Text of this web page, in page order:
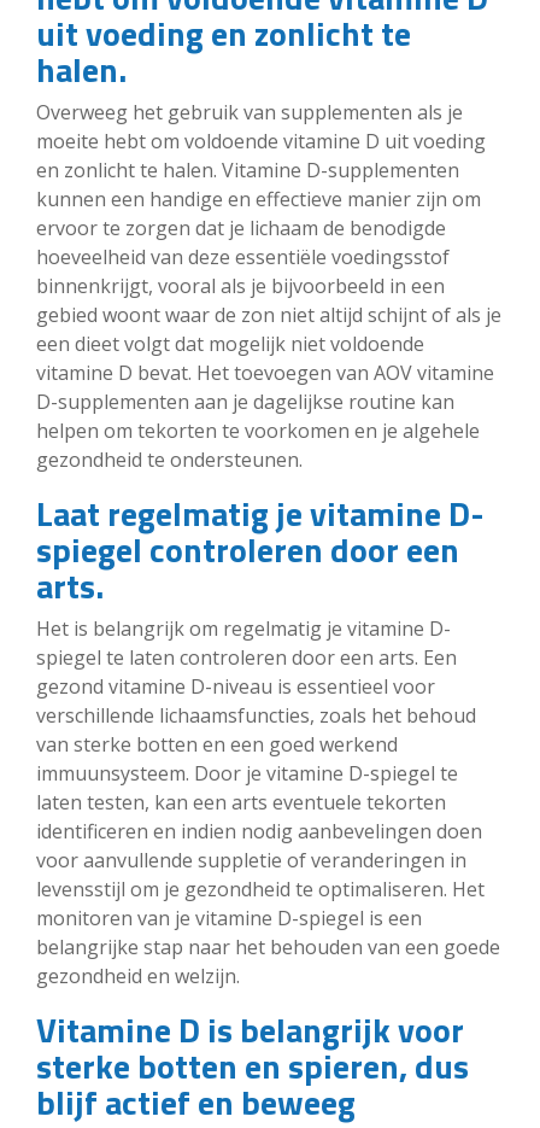
uit voeding en zonlicht te
halen.
Overweeg het gebruik van supplementen als je
moeite hebt om voldoende vitamine D uit voeding
en zonlicht te halen. Vitamine D-supplementen
kunnen een handige en effectieve manier zijn om
ervoor te zorgen dat je lichaam de benodigde
hoeveelheid van deze essentiële voedingsstof
binnenkrijgt, vooral als je bijvoorbeeld in een
gebied woont waar de zon niet altijd schijnt of als je
een dieet volgt dat mogelijk niet voldoende
vitamine D bevat. Het toevoegen van AOV vitamine
D-supplementen aan je dagelijkse routine kan
helpen om tekorten te voorkomen en je algehele
gezondheid te ondersteunen.
Laat regelmatig je vitamine D-
spiegel controleren door een
arts.
Het is belangrijk om regelmatig je vitamine D-
spiegel te laten controleren door een arts. Een
gezond vitamine D-niveau is essentieel voor
verschillende lichaamsfuncties, zoals het behoud
van sterke botten en een goed werkend
immuunsysteem. Door je vitamine D-spiegel te
laten testen, kan een arts eventuele tekorten
identificeren en indien nodig aanbevelingen doen
voor aanvullende suppletie of veranderingen in
levensstijl om je gezondheid te optimaliseren. Het
monitoren van je vitamine D-spiegel is een
belangrijke stap naar het behouden van een goede
gezondheid en welzijn.
Vitamine D is belangrijk voor
sterke botten en spieren, dus
blijf actief en beweeg